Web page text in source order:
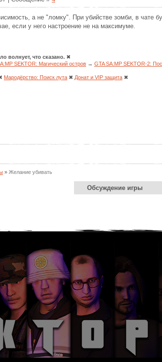
а не "ломку". При убийстве зомби, в чате
если у него настроение не на максимуме.
волнует, что сказано. ✖
SEKTOR: Магический остров → GTA SA:MP SEKTOR-2:
Мародёрство: Поиск лута ✖ Донат и VIP защита ✖
» Желание убивать